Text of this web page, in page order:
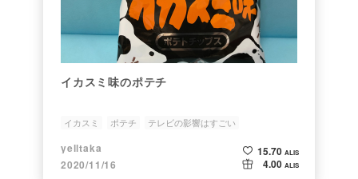
イカスミ味のポテチ
イカスミ ポテチ テレビの影響はすごい
yelltaka
2020/11/16
15.70 ALIS
4.00 ALIS